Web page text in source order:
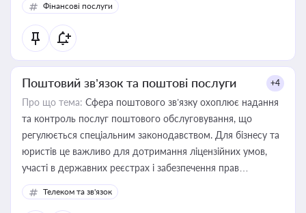
Фінансові послуги
Поштовий зв’язок та поштові послуги +4
Про що тема: Сфера поштового зв’язку охоплює надання
та контроль послуг поштового обслуговування, що
регулюється спеціальним законодавством. Для бізнесу та
юристів це важливо для дотримання ліцензійних умов,
участі в державних реєстрах і забезпечення прав
споживачів.
Телеком та зв'язок